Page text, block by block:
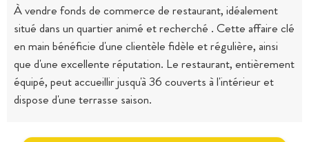
À vendre fonds de commerce de restaurant, idéalement
situé dans un quartier animé et recherché . Cette affaire clé
en main bénéficie d'une clientèle fidèle et régulière, ainsi
que d'une excellente réputation. Le restaurant, entièrement
équipé, peut accueillir jusqu'à 36 couverts à l'intérieur et
dispose d'une terrasse saison.